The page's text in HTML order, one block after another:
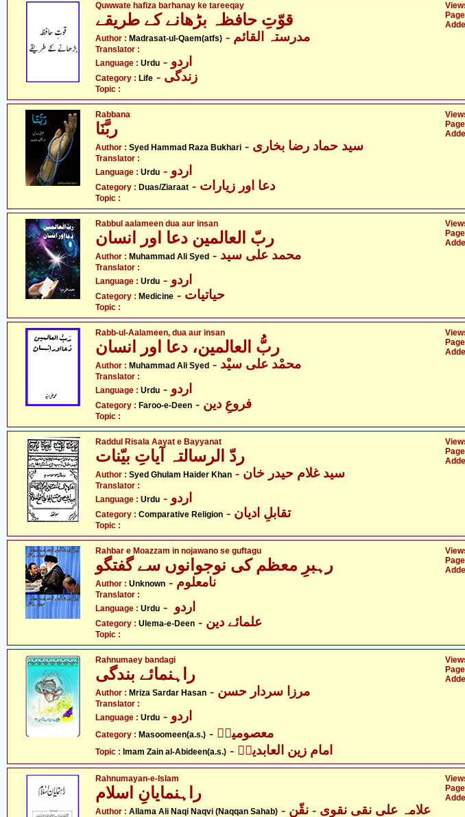
Quwwate hafiza barhanay ke tareeqay
قوّتِ حافظہ بڑھانے کے طریقے
Author : Madrasat-ul-Qaem(atfs) - مدرستہ القائم
Translator :
Language : Urdu - اردو
Category : Life - زندگی
Topic :
Rabbana
ربَّنَا
Author : Syed Hammad Raza Bukhari - سید حماد رضا بخاری
Translator :
Language : Urdu - اردو
Category : Duas/Ziaraat - دعا اور زیارات
Topic :
Rabbul aalameen dua aur insan
ربّ العالمین دعا اور انسان
Author : Muhammad Ali Syed - محمد علی سید
Translator :
Language : Urdu - اردو
Category : Medicine - حیاتیات
Topic :
Rabb-ul-Aalameen, dua aur insan
ربُّ العالمین، دعا اور انسان
Author : Muhammad Ali Syed - محمْد علی سیْد
Translator :
Language : Urdu - اردو
Category : Faroo-e-Deen - فروعِ دین
Topic :
Raddul Risala Aayat e Bayyanat
ردّ الرسالتہ آیاتِ بیّنات
Author : Syed Ghulam Haider Khan - سید غلام حیدر خان
Translator :
Language : Urdu - اردو
Category : Comparative Religion - تقابلِ ادیان
Topic :
Rahbar e Moazzam in nojawano se guftagu
رہبرِ معظم کی نوجوانوں سے گفتگو
Author : Unknown - نامعلوم
Translator :
Language : Urdu
Category : Ulema-e-Deen - علمائے دین
Topic :
Rahnumaey bandagi
راہنمائے بندگی
Author : Mriza Sardar Hasan - مرزا سردار حسن
Translator :
Language : Urdu - اردو
Category : Masoomeen(a.s.) - معصومینؑ
Topic : Imam Zain al-Abideen(a.s.) - امام زین العابدینؑ
Rahnumayan-e-Islam
Author : Allama Ali Naqi Naqvi (Naqqan Sahab) - علامہ علی نقی نقوی - نقّن